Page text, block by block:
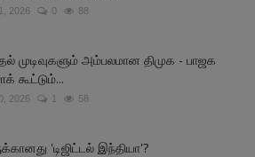
2026 0 88
முடிவுகளும் அம்பலமான திமுக - பாஜக
கூட்டும்...
2026 1 58
'டிஜிட்டல் இந்தியா'?